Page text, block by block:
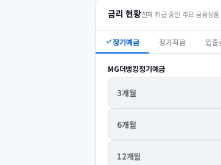
금리 현황현재 취급 중인 주요 금융상품
정기예금 정기적금 입출
MG더뱅킹정기예금
3개월
6개월
12개월